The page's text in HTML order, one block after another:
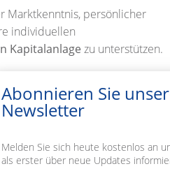
Marktkenntnis, persönlicher
individuellen
Kapitalanlage zu unterstützen.
Abonnieren Sie
Newsletter
Melden Sie sich heute kostenlos an
als erster über neue Updates